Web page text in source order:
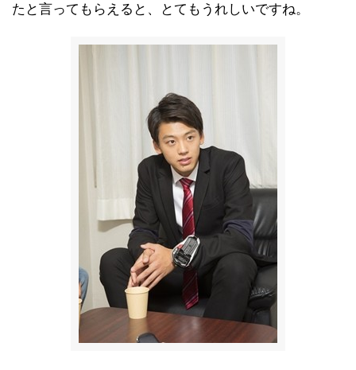
たと言ってもらえると、とてもうれしいですね。